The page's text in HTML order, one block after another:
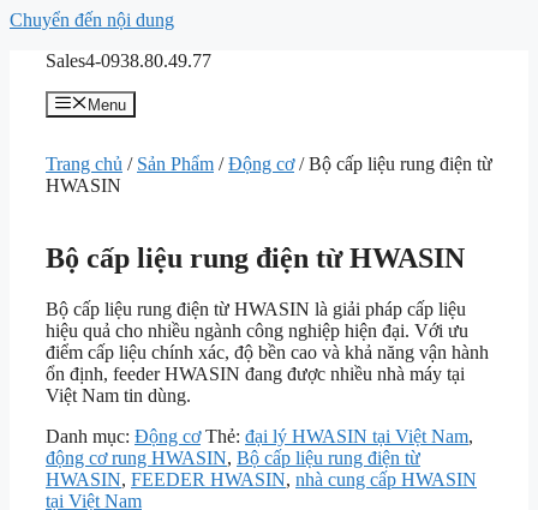
Chuyển đến nội dung
Sales4-0938.80.49.77
Menu
Trang chủ / Sản Phẩm /Động cơ/ Bộ cấp liệu rung điện từ
HWASIN
Bộ cấp liệu rung điện từ HWASIN
Bộ cấp liệu rung điện từ HWASIN là giải pháp cấp liệu
hiệu quả cho nhiều ngành công nghiệp hiện đại. Với ưu
điểm cấp liệu chính xác, độ bền cao và khả năng vận hành
ổn định, feeder HWASIN đang được nhiều nhà máy tại
Việt Nam tin dùng.
Danh mục: Động cơ Thẻ: đại lý HWASIN tại Việt Nam,
động cơ rung HWASIN, Bộ cấp liệu rung điện từ
HWASIN, FEEDER HWASIN, nhà cung cấp HWASIN
tại Việt Nam